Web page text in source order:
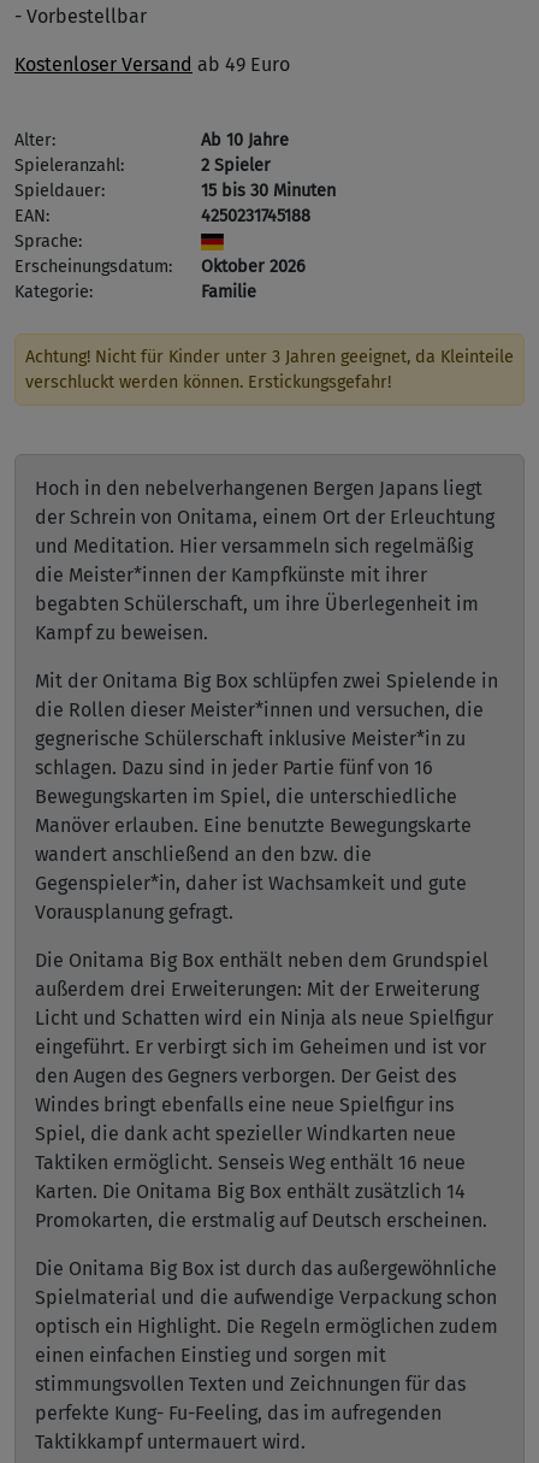
- Vorbestellbar
Kostenloser Versand ab 49 Euro
Alter:
Ab 10 Jahre
Spieleranzahl:
2 Spieler
Spieldauer:
15 bis 30 Minuten
EAN:
4250231745188
Sprache:
Erscheinungsdatum:
Oktober 2026
Kategorie:
Familie
Achtung! Nicht für Kinder unter 3 Jahren geeignet, da Kleinteile
verschluckt werden können. Erstickungsgefahr!
Hoch in den nebelverhangenen Bergen Japans liegt
der Schrein von Onitama, einem Ort der Erleuchtung
und Meditation. Hier versammeln sich regelmäßig
die Meister*innen der Kampfkünste mit ihrer
begabten Schülerschaft, um ihre Überlegenheit im
Kampf zu beweisen.
Mit der Onitama Big Box schlüpfen zwei Spielende in
die Rollen dieser Meister*innen und versuchen, die
gegnerische Schülerschaft inklusive Meister*in zu
schlagen. Dazu sind in jeder Partie fünf von 16
Bewegungskarten im Spiel, die unterschiedliche
Manöver erlauben. Eine benutzte Bewegungskarte
wandert anschließend an den bzw. die
Gegenspieler*in, daher ist Wachsamkeit und gute
Vorausplanung gefragt.
Die Onitama Big Box enthält neben dem Grundspiel
außerdem drei Erweiterungen: Mit der Erweiterung
Licht und Schatten wird ein Ninja als neue Spielfigur
eingeführt. Er verbirgt sich im Geheimen und ist vor
den Augen des Gegners verborgen. Der Geist des
Windes bringt ebenfalls eine neue Spielfigur ins
Spiel, die dank acht spezieller Windkarten neue
Taktiken ermöglicht. Senseis Weg enthält 16 neue
Karten. Die Onitama Big Box enthält zusätzlich 14
Promokarten, die erstmalig auf Deutsch erscheinen.
Die Onitama Big Box ist durch das außergewöhnliche
Spielmaterial und die aufwendige Verpackung schon
optisch ein Highlight. Die Regeln ermöglichen zudem
einen einfachen Einstieg und sorgen mit
stimmungsvollen Texten und Zeichnungen für das
perfekte Kung- Fu-Feeling, das im aufregenden
Taktikkampf untermauert wird.